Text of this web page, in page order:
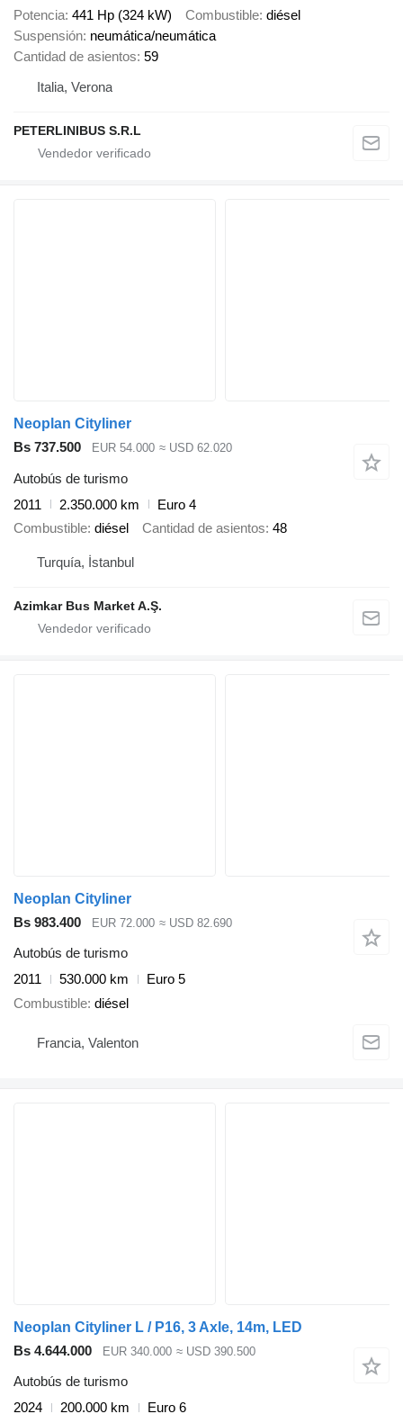
Potencia 441 Hp (324 kW) Combustible diésel
Suspensión neumática/neumática
Cantidad de asientos 59
Italia, Verona
PETERLINIBUS S.R.L
Neoplan Cityliner
Bs 737.500
EUR 54.000 ≈ USD 62.020
Autobús de turismo
2011
2.350.000 km
Euro 4
Combustible diésel Cantidad de asientos 48
Turquía, İstanbul
Azimkar Bus Market A.Ş.
Neoplan Cityliner
Bs 983.400
EUR 72.000 ≈ USD 82.690
Autobús de turismo
2011
530.000 km
Euro 5
Combustible diésel
Francia, Valenton
Neoplan Cityliner L / P16, 3 Axle, 14m, LED
Bs 4.644.000
EUR 340.000 ≈ USD 390.500
Autobús de turismo
2024
200.000 km Euro 6